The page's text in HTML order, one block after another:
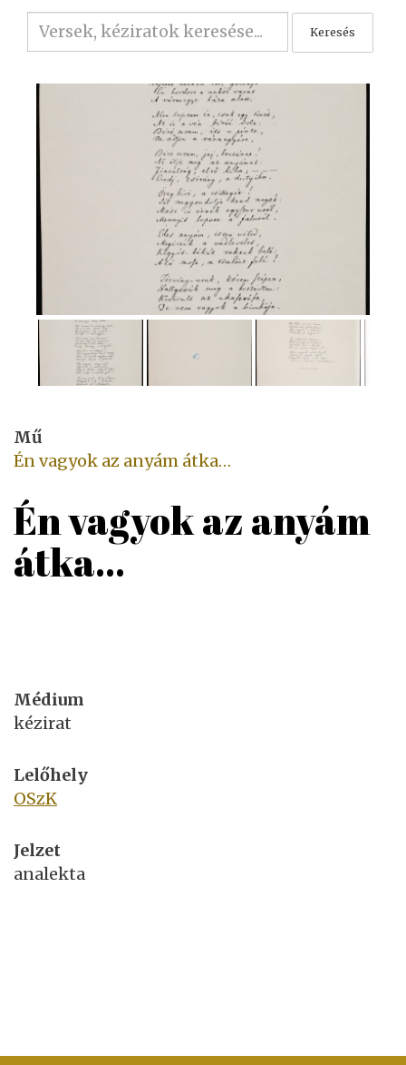
Keresés
Mű
Én vagyok az anyám átka…
Én vagyok az anyám
átka...
Médium
kézirat
Lelőhely
OSzK
Jelzet
analekta